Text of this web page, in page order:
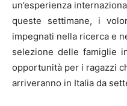
un’esperienza
queste settimane, i
impegnati nella ricerca e
selezione delle famiglie
opportunità per i ragazzi
arriveranno in Italia da